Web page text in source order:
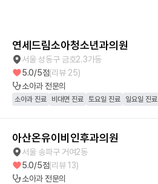
연세드림소아청소년과의원
서울 성동구 금호2.3가동
5.0/5점(리뷰 25)
소아과전문의
소아과 진료 비대면 진료 토요일 진료 일요일 진료
아산온유이비인후과의원
서울 송파구 거여2동
5.0/5점(리뷰13)
소아과전문의